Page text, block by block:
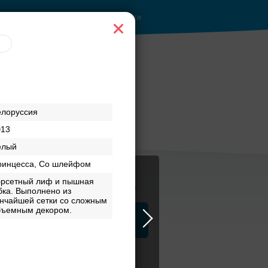
Со шлейфом
лиф и пышная
Выполнено из
сетки со сложным
декором.
Войти
Журнал